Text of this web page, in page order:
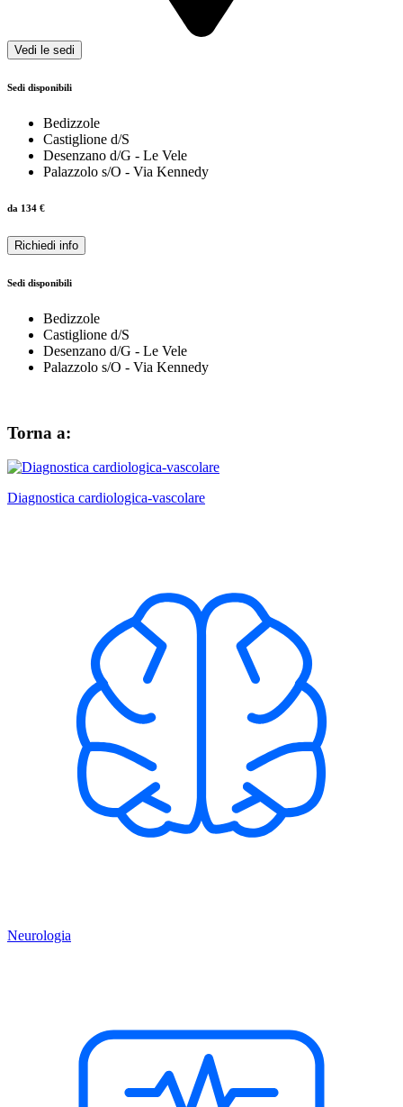
Vedi le sedi
Sedi disponibili
Bedizzole
Castiglione d/S
Desenzano d/G - Le Vele
Palazzolo s/O - Via Kennedy
da 134 €
Richiedi info
Sedi disponibili
Bedizzole
Castiglione d/S
Desenzano d/G - Le Vele
Palazzolo s/O - Via Kennedy
Torna a:
Diagnostica cardiologica-vascolare
Neurologia